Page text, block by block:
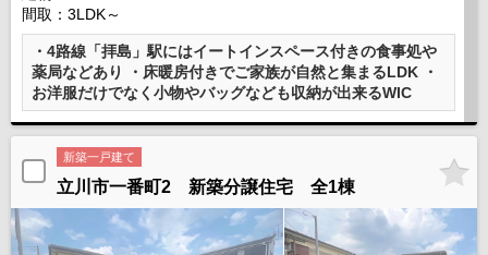
間取：3LDK～
・4路線「拝島」駅にはイートインスペース付きの食事処や
薬局などあり ・床暖房付きでご家族が自然と集まるLDK ・
お洋服だけでなく小物やバッグなども収納が出来るWIC
新築一戸建て
立川市一番町2 新築分譲住宅 全1棟